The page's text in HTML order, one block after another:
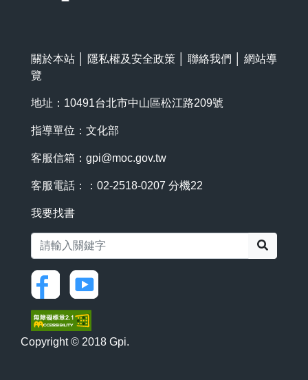
關於本站 隱私權及安全政策 聯絡我們
網站導
覽
地址：10491台北市中山區松江路209號
指導單位：文化部
客服信箱： gpi@moc.gov.tw
客服電話：：02-2518-0207 分機22
我要找書
Copyright © 2018 Gpi.